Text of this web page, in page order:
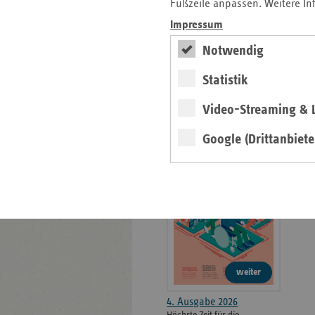
Fußzeile anpassen. Weitere
Impressum
Notwendig
Statistik
Video-Streaming &
Google
Informationen
Der vdek
Karriere
Die GKV
ePaper
weiter
4. Ausgabe 2026